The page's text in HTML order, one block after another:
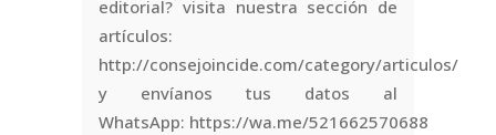
editorial? visita nuestra sección de
artículos:
http://consejoincide.com/category/articulos/
y envíanos tus datos al
WhatsApp: https://wa.me/521662570688